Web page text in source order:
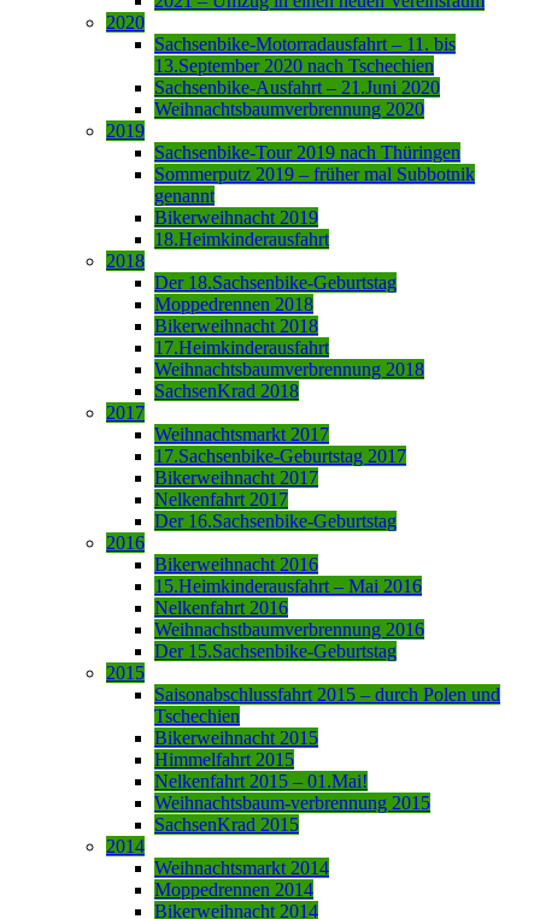
2020
Sachsenbike-Motorradausfahrt – 11. bis
13.September 2020 nach Tschechien
Sachsenbike-Ausfahrt – 21.Juni 2020
Weihnachtsbaumverbrennung 2020
2019
Sachsenbike-Tour 2019 nach Thüringen
Sommerputz 2019 – früher mal Subbotnik
genannt
Bikerweihnacht 2019
18.Heimkinderausfahrt
2018
Der 18.Sachsenbike-Geburtstag
Moppedrennen 2018
Bikerweihnacht 2018
17.Heimkinderausfahrt
Weihnachtsbaumverbrennung 2018
SachsenKrad 2018
2017
Weihnachtsmarkt 2017
17.Sachsenbike-Geburtstag 2017
Bikerweihnacht 2017
Nelkenfahrt 2017
Der 16.Sachsenbike-Geburtstag
2016
Bikerweihnacht 2016
15.Heimkinderausfahrt – Mai 2016
Nelkenfahrt 2016
Weihnachstbaumverbrennung 2016
Der 15.Sachsenbike-Geburtstag
2015
Saisonabschlussfahrt 2015 – durch Polen und
Tschechien
Bikerweihnacht 2015
Himmelfahrt 2015
Nelkenfahrt 2015 – 01.Mai!
Weihnachtsbaum-verbrennung 2015
SachsenKrad 2015
2014
Weihnachtsmarkt 2014
Moppedrennen 2014
Bikerweihnacht 2014